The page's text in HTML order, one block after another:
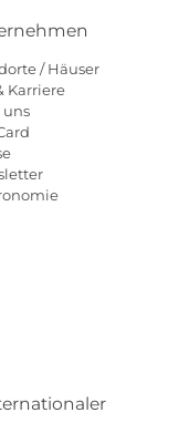
/ Häuser
Karriere
uns